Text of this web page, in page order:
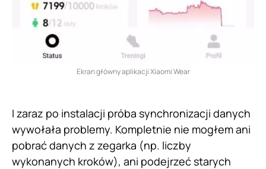
Ekran główny aplikacji Xiaomi Wear
I zaraz po instalacji próba synchronizacji danych
wywołała problemy. Kompletnie nie mogłem ani
pobrać danych z zegarka (np. liczby
wykonanych kroków), ani podejrzeć starych